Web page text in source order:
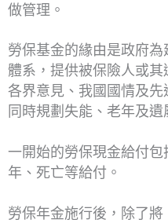
做管理。
勞保基金的緣由是政府
體系，提供被保險人或
各界意見、我國國情及先
同時規劃失能、老年及遺
一開始的勞保現金給付
年、死亡等給付。
勞保年金施行後，除了